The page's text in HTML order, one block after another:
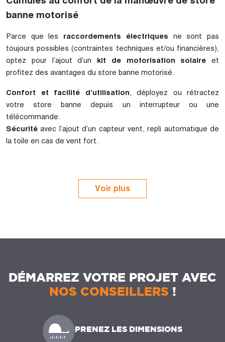
banne motorisé
Parce que les raccordements électriques ne sont pas
toujours possibles (contraintes techniques et/ou financières),
optez pour l’ajout d’un kit de motorisation solaire et
profitez des avantages du store banne motorisé.
Confort et facilité d’utilisation, déployez ou rétractez
votre store banne depuis un interrupteur ou une
télécommande.
Sécuritéavec l’ajout d’un capteur vent, repli automatique de
la toile en cas de vent fort.
Voir plus
DÉMARREZ VOTRE PROJET AVEC
NOS CONSEILLERS !
PRENEZ LES DIMENSIONS